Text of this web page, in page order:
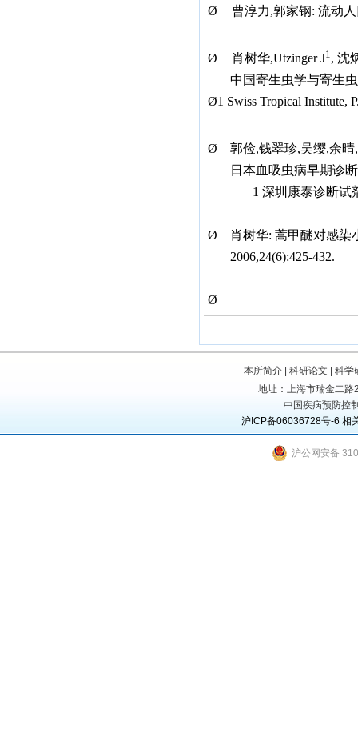
Ø
曹淳力,郭家钢: 流动
Ø 肖树华,Utzinger J1 , 沈
中国寄生虫学与寄生
Ø1 Swiss Tropical Institute,
Ø 郭俭,钱翠珍,吴缨,余晴,
日本血吸虫病早期诊
1 深圳康泰诊断试
Ø 肖树华: 蒿甲醚对感染
2006,24(6):425-432.
Ø
本所简介 科研论文
科学
地址：上海市瑞金二
中国疾病预防控
沪ICP备06036728号-6 相
沪公网安备